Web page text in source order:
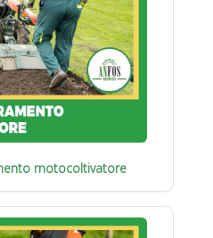
motocoltivatore